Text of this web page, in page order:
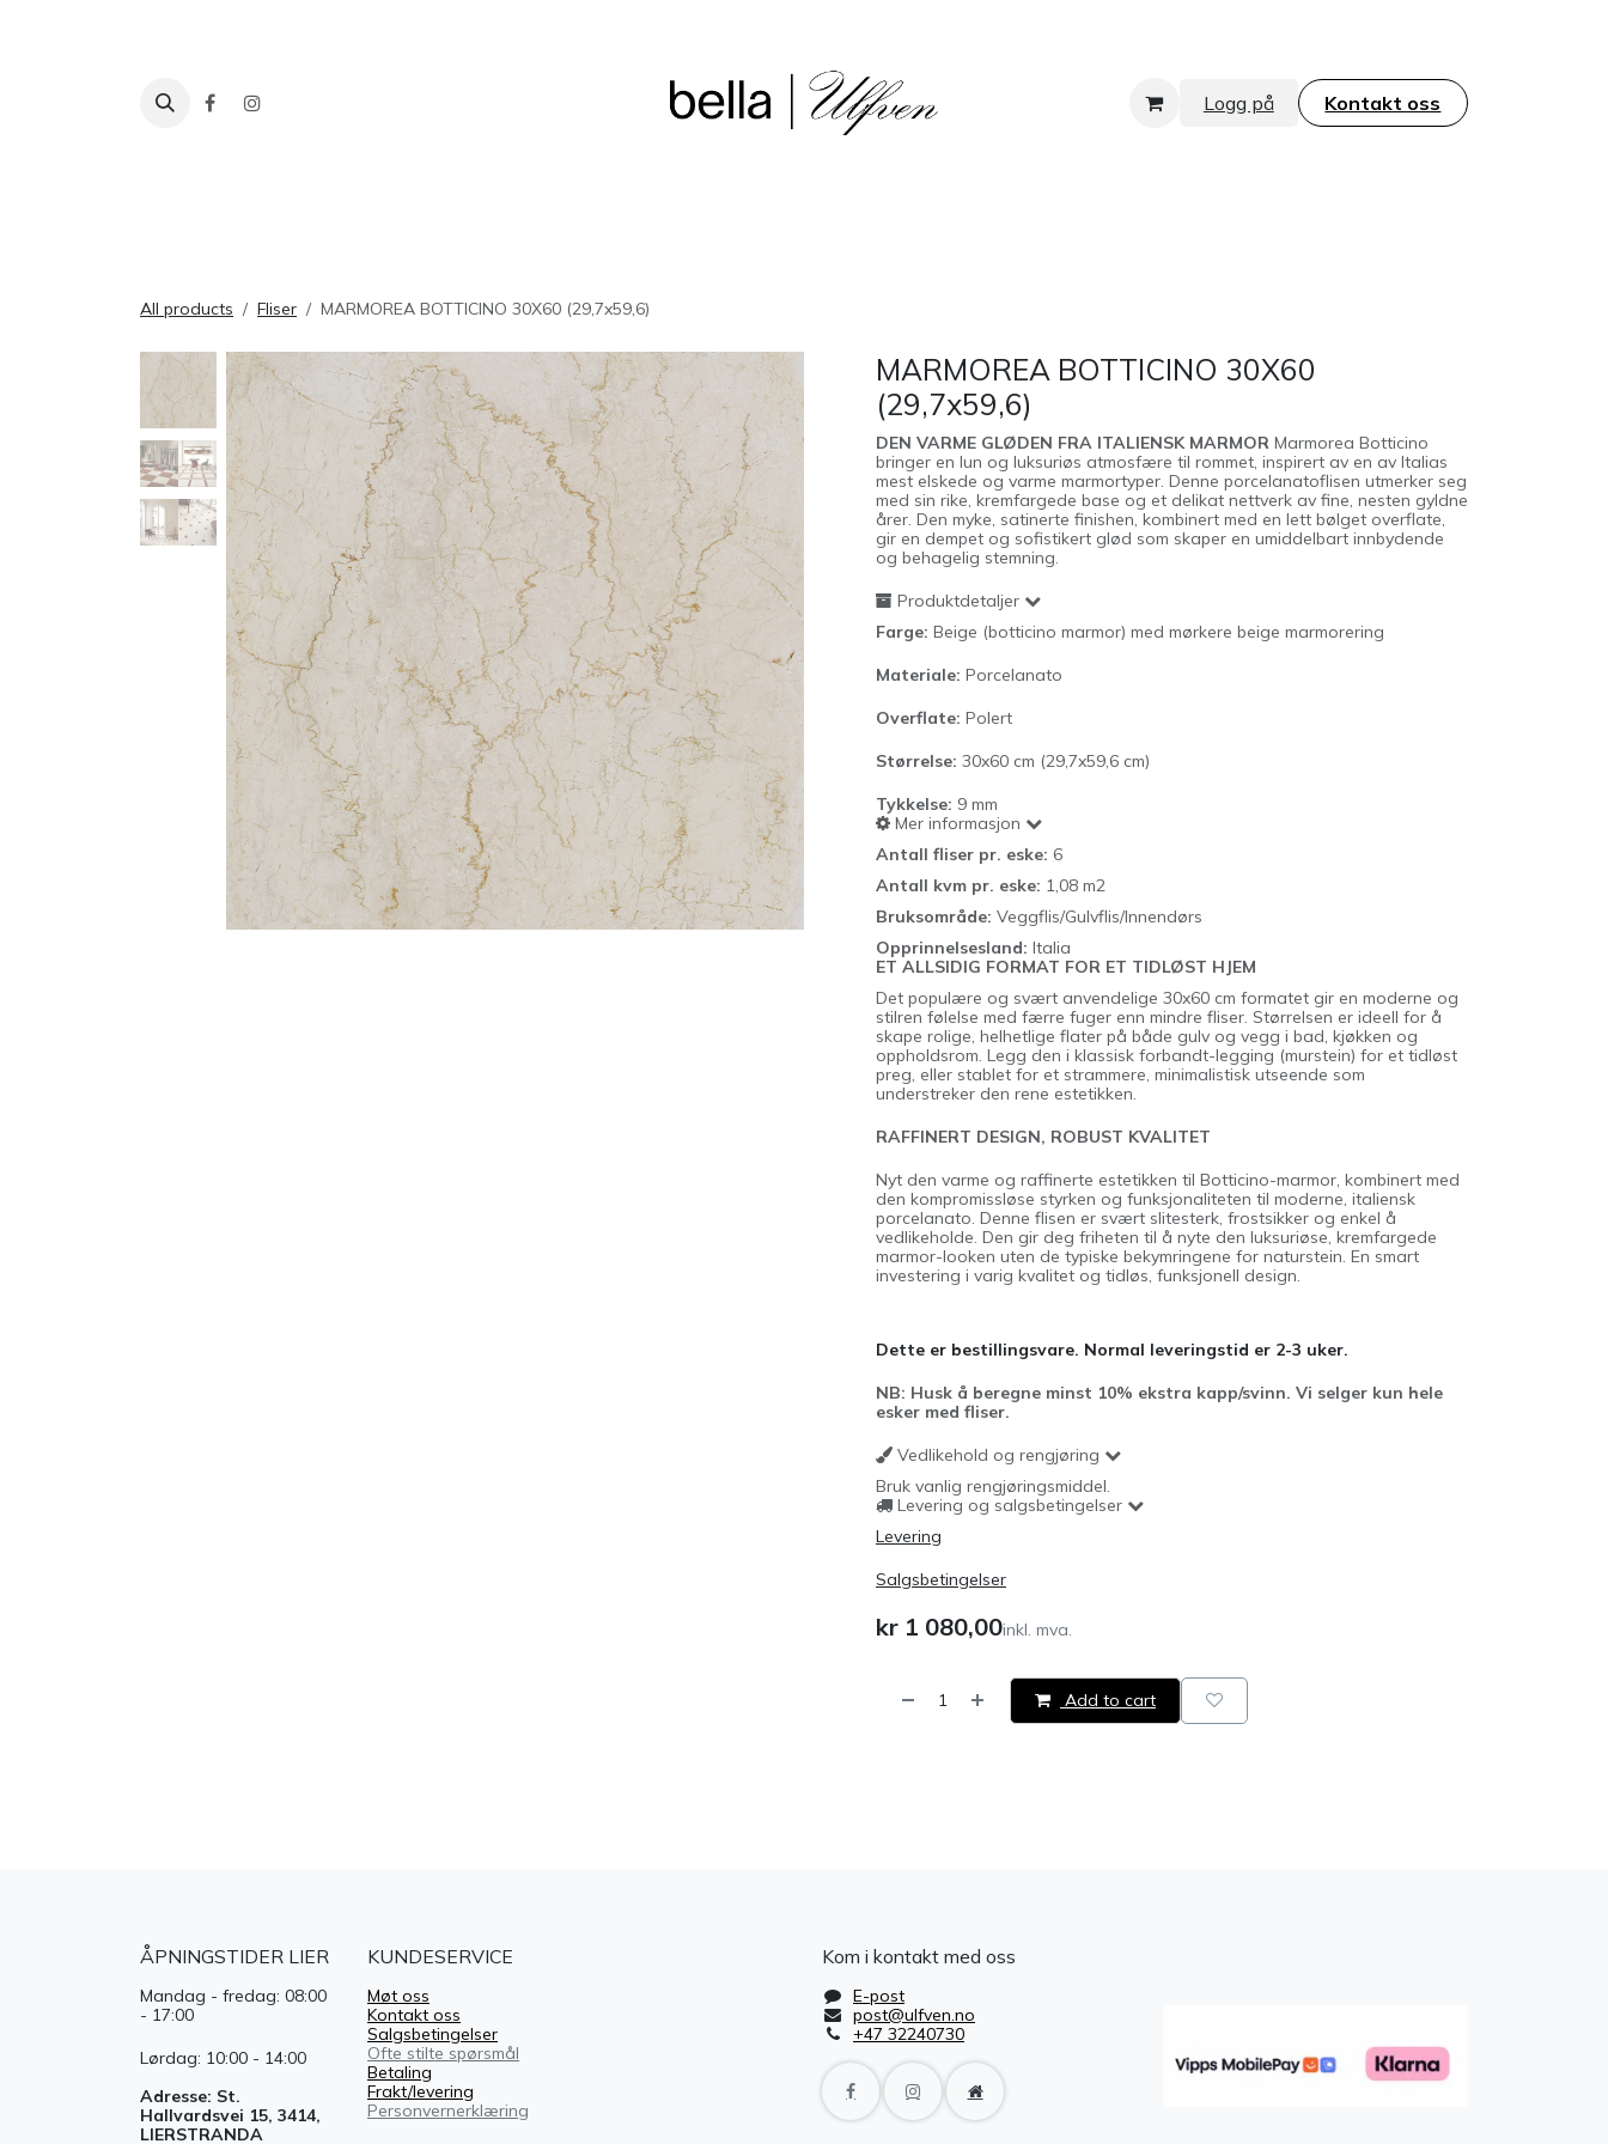
Logg på Kontakt oss​​​​​​​
All products Fliser MARMOREA BOTTICINO 30X60 (29,7x59,6)
MARMOREA BOTTICINO 30X60
(29,7x59,6)
DEN VARME GLØDEN FRA ITALIENSK MARMOR Marmorea Botticino
bringer en lun og luksuriøs atmosfære til rommet, inspirert av en av Italias
mest elskede og varme marmortyper. Denne porcelanatoflisen utmerker seg
med sin rike, kremfargede base og et delikat nettverk av fine, nesten gyldne
årer. Den myke, satinerte finishen, kombinert med en lett bølget overflate,
gir en dempet og sofistikert glød som skaper en umiddelbart innbydende
og behagelig stemning.
Produktdetaljer
Farge: Beige (botticino marmor) med mørkere beige marmorering
Materiale: Porcelanato
Overflate: Polert
Størrelse: 30x60 cm (29,7x59,6 cm)
Tykkelse: 9 mm
Mer informasjon
Antall fliser pr. eske: 6
Antall kvm pr. eske: 1,08 m2
Bruksområde: Veggflis/Gulvflis/Innendørs
Opprinnelsesland: Italia
ET ALLSIDIG FORMAT FOR ET TIDLØST HJEM
Det populære og svært anvendelige 30x60 cm formatet gir en moderne og
stilren følelse med færre fuger enn mindre fliser. Størrelsen er ideell for å
skape rolige, helhetlige flater på både gulv og vegg i bad, kjøkken og
oppholdsrom. Legg den i klassisk forbandt-legging (murstein) for et tidløst
preg, eller stablet for et strammere, minimalistisk utseende som
understreker den rene estetikken.
RAFFINERT DESIGN, ROBUST KVALITET
Nyt den varme og raffinerte estetikken til Botticino-marmor, kombinert med
den kompromissløse styrken og funksjonaliteten til moderne, italiensk
porcelanato. Denne flisen er svært slitesterk, frostsikker og enkel å
vedlikeholde. Den gir deg friheten til å nyte den luksuriøse, kremfargede
marmor-looken uten de typiske bekymringene for naturstein. En smart
investering i varig kvalitet og tidløs, funksjonell design.
Dette er bestillingsvare. Normal leveringstid er 2-3 uker.
NB: Husk å beregne minst 10% ekstra kapp/svinn. Vi selger kun hele
esker med fliser.
Vedlikehold og rengjøring
Bruk vanlig rengjøringsmiddel.
Levering og salgsbetingelser
Levering
Salgsbetingelser
kr 1 080,00inkl. mva.
Add to cart
ÅPNINGSTIDER LIER
Mandag - fredag: 08:00
- 17:00
Lørdag: 10:00 - 14:00
Adresse: St.
Hallvardsvei 15, 3414,
LIERSTRANDA
KUNDESERVICE
Møt oss
Kontakt oss
Salgsbetingelser
Ofte stilte spørsmål
Betaling
Frakt/levering
Personvernerklæring
Kom i kontakt med oss
E-post
post@ulfven.no
+47 32240730